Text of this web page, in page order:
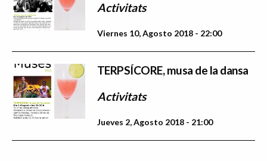
Activitats
Viernes 10, Agosto 2018 - 22:00
TERPSÍCORE, musa de la dansa
Activitats
Jueves 2, Agosto 2018 - 21:00